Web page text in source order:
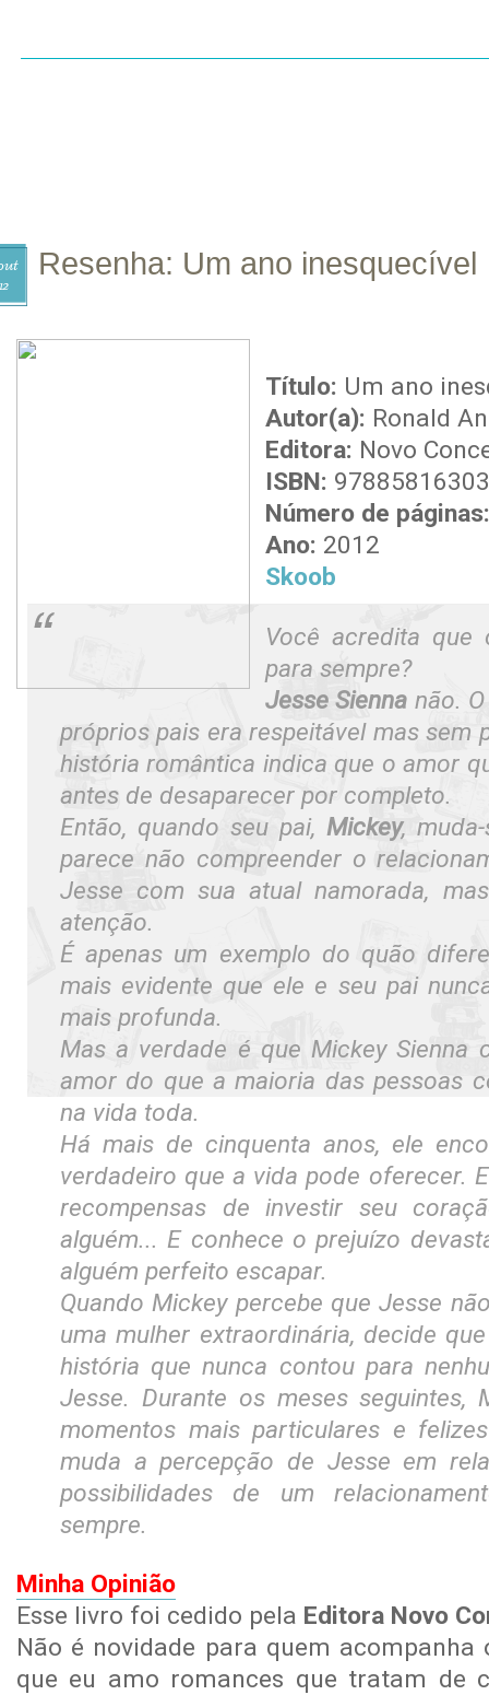
Resenha: Um ano inesquecível
Título: Um ano
Autor(a): Ronald
Editora: Novo
ISBN:
Número de
Ano: 2012
Skoob
Você acredita
para sempre?
Jesse Sienna não.
próprios pais era respeitável mas sem
história romântica indica que o amor
antes de desaparecer por completo.
Então, quando seu pai, Mickey,
parece não compreender o
Jesse com sua atual namorada,
atenção.
É apenas um exemplo do quão
mais evidente que ele e seu pai
mais profunda.
Mas a verdade é que Mickey Sienna
amor do que a maioria das pessoas
na vida toda.
Há mais de cinquenta anos, ele
verdadeiro que a vida pode oferecer.
recompensas de investir seu
alguém... E conhece o prejuízo
alguém perfeito escapar.
Quando Mickey percebe que Jesse
uma mulher extraordinária, decide
história que nunca contou para
Jesse. Durante os meses seguintes,
momentos mais particulares e
muda a percepção de Jesse em
possibilidades de um
sempre.
Minha Opinião
Esse livro foi cedido pela Editora Novo
Não é novidade para quem acompanha
que eu amo romances que tratam de